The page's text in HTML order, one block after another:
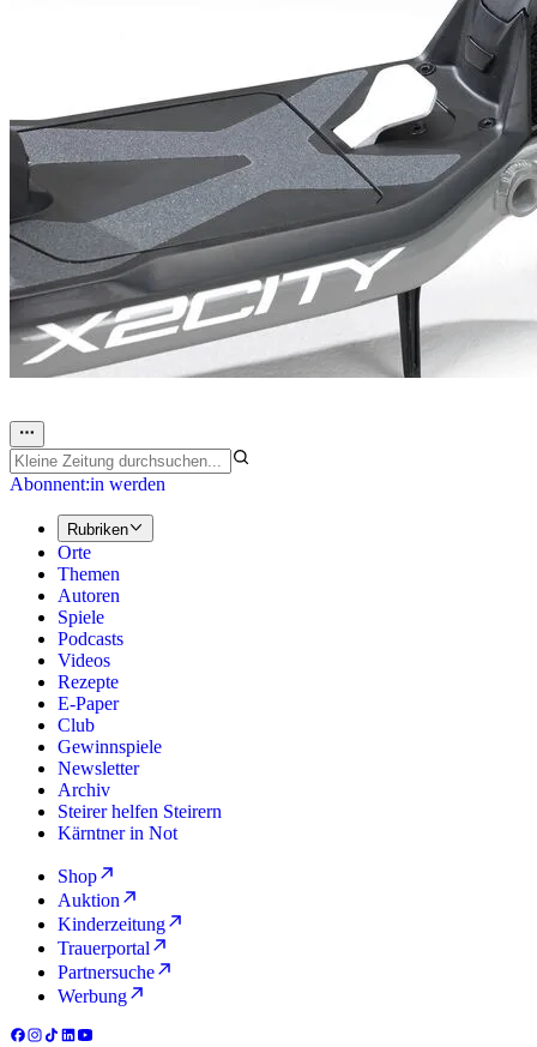
Abonnent:in werden
Rubriken
Orte
Themen
Autoren
Spiele
Podcasts
Videos
Rezepte
E-Paper
Club
Gewinnspiele
Newsletter
Archiv
Steirer helfen Steirern
Kärntner in Not
Shop
Auktion
Kinderzeitung
Trauerportal
Partnersuche
Werbung